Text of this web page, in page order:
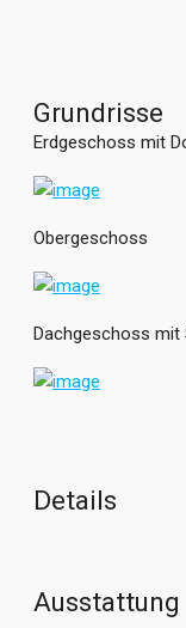
separates
Platz für 3 große
Ankleide und
sich ein
Grundrisse
Erdgeschoss mit
Obergeschoss
Dachgeschoss mit
Details
Ausstattung